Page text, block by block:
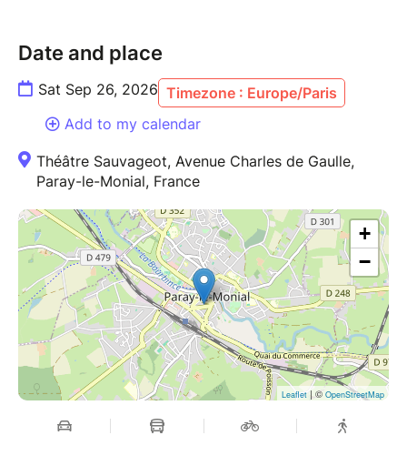
Date and place
Sat Sep 26, 2026 Timezone : Europe/Paris
Add to my calendar
Théâtre Sauvageot, Avenue Charles de Gaulle,
Paray-le-Monial, France
+
−
Leaflet| © OpenStreetMap